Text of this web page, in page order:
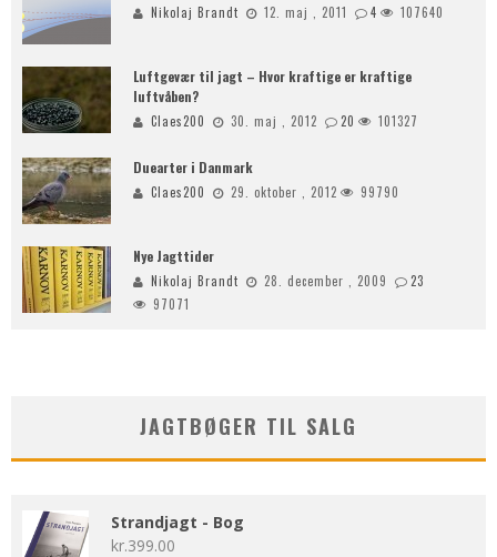
Nikolaj Brandt 12. maj , 2011 4 107640
Luftgevær til jagt – Hvor kraftige er kraftige
luftvåben?
Claes200 30. maj , 2012 20 101327
Duearter i Danmark
Claes200 29. oktober , 2012 99790
Nye Jagttider
Nikolaj Brandt 28. december , 2009
23
97071
JAGTBØGER TIL SALG
Strandjagt - Bog
kr.399.00